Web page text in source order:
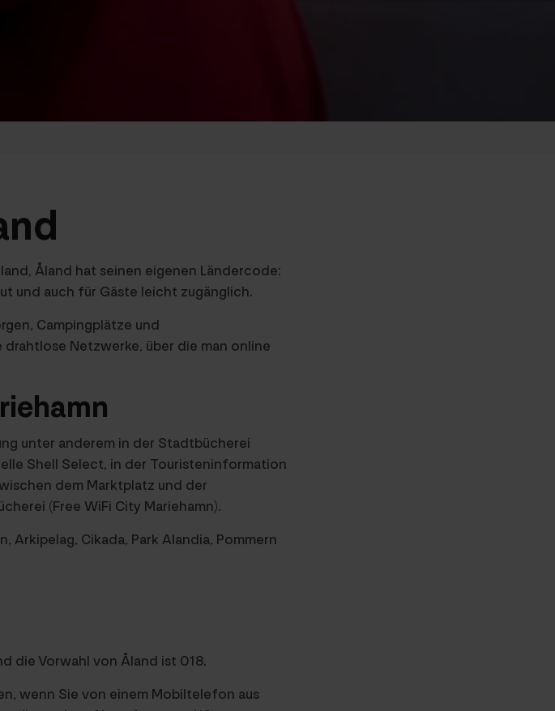
Åland hat seinen eigenen Ländercode:
und auch für Gäste leicht zugänglich.
Campingplätze und
Netzwerke, über die man online
unter anderem in der Stadtbücherei
Shell Select, in der Touristeninformation
dem Marktplatz und der
(Free WiFi City Mariehamn).
Cikada, Park Alandia, Pommern
die Vorwahl von Åland ist 018.
wenn Sie von einem Mobiltelefon aus